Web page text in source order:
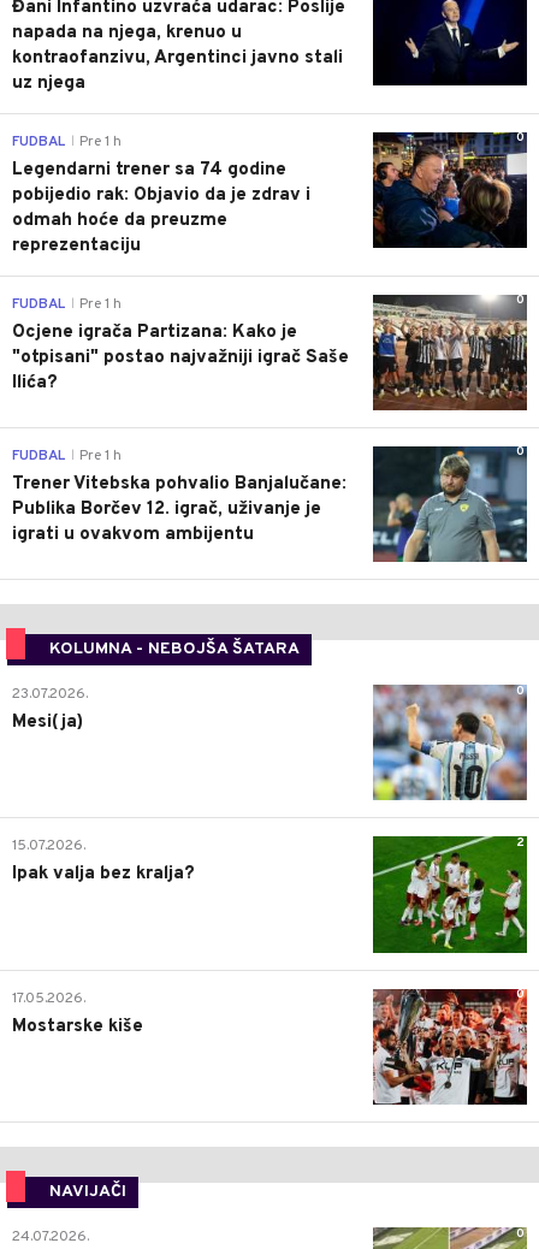
Đani Infantino uzvraća udarac: Poslije
napada na njega, krenuo u
kontraofanzivu, Argentinci javno stali
uz njega
0
FUDBAL Pre 1 h
Legendarni trener sa 74 godine
pobijedio rak: Objavio da je zdrav i
odmah hoće da preuzme
reprezentaciju
0
FUDBAL Pre 1 h
Ocjene igrača Partizana: Kako je
"otpisani" postao najvažniji igrač Saše
Ilića?
0
FUDBAL Pre 1 h
Trener Vitebska pohvalio Banjalučane:
Publika Borčev 12. igrač, uživanje je
igrati u ovakvom ambijentu
KOLUMNA - NEBOJŠA ŠATARA
0
23.07.2026.
Mesi(ja)
2
15.07.2026.
Ipak valja bez kralja?
0
17.05.2026.
Mostarske kiše
NAVIJAČI
0
24.07.2026.